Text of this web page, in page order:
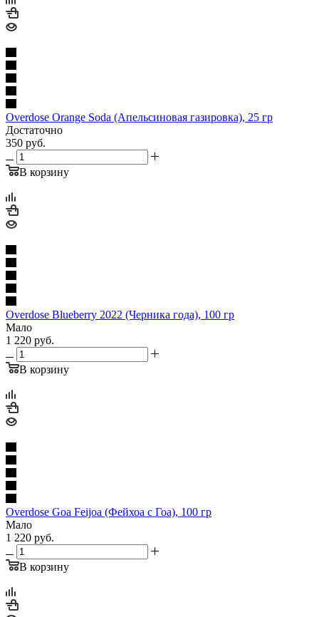
Overdose Orange Soda (Апельсиновая газировка), 25 гр
Достаточно
350 руб.
В корзину
Overdose Blueberry 2022 (Черника года), 100 гр
Мало
1 220 руб.
В корзину
Overdose Goa Feijoa (Фейхоа с Гоа), 100 гр
Мало
1 220 руб.
В корзину